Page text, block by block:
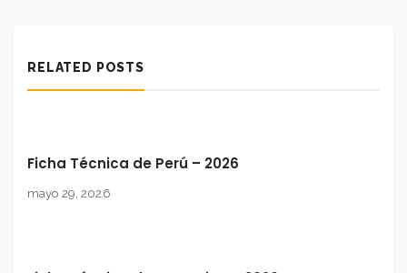
RELATED POSTS
Ficha Técnica de Perú – 2026
mayo 29, 2026